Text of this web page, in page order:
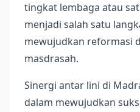
tingkat lembaga atau
menjadi salah satu
mewujudkan reformasi
masdrasah.
Sinergi antar lini di
dalam mewujudkan